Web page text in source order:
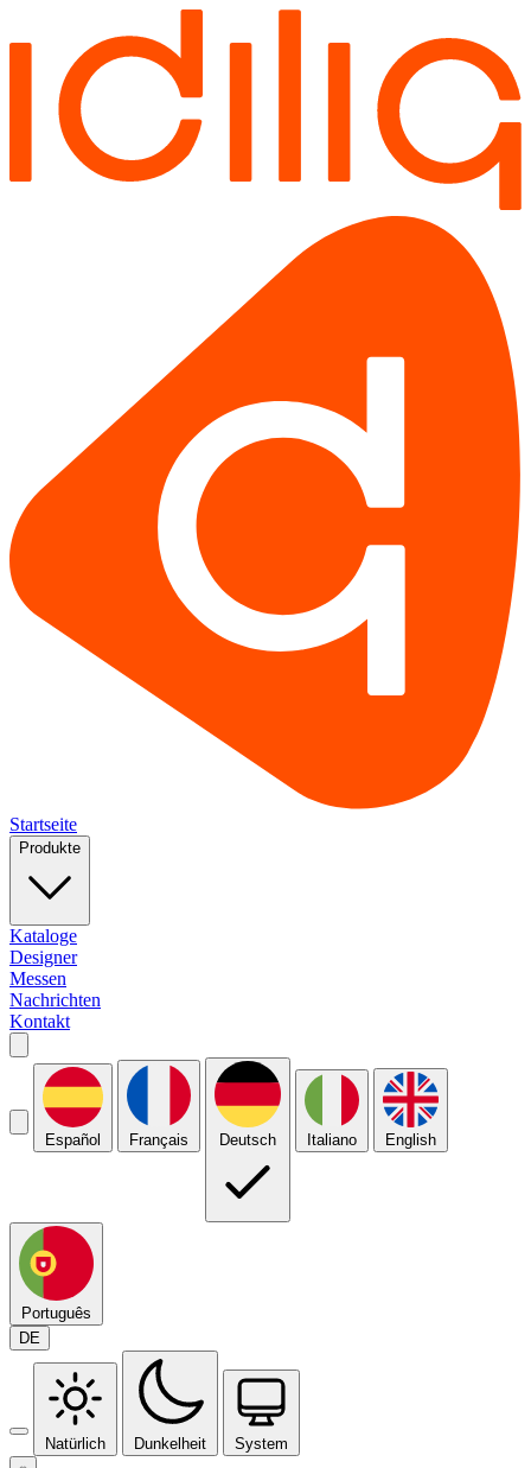
Startseite
Produkte
Kataloge
Designer
Messen
Nachrichten
Kontakt
Español Français Deutsch Italiano English
Português
DE
Natürlich Dunkelheit System